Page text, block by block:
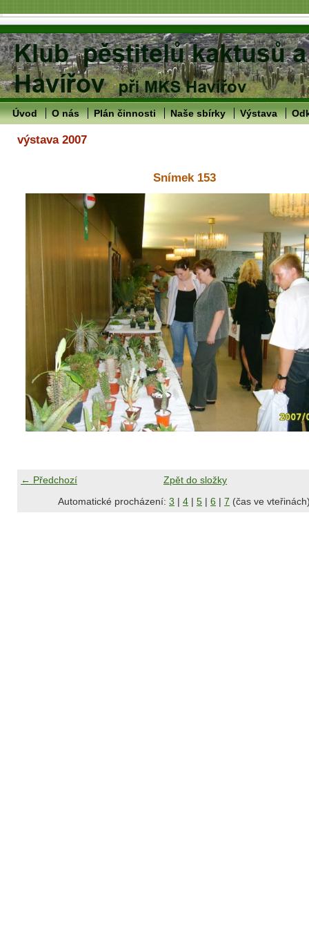
Úvod O nás Plán činnosti Naše sbírky Výstava
výstava 2007
Snímek 153
← Předchozí
Zpět do složky
Automatické procházení: 3 | 4 | 5 | 6 | 7 (čas ve